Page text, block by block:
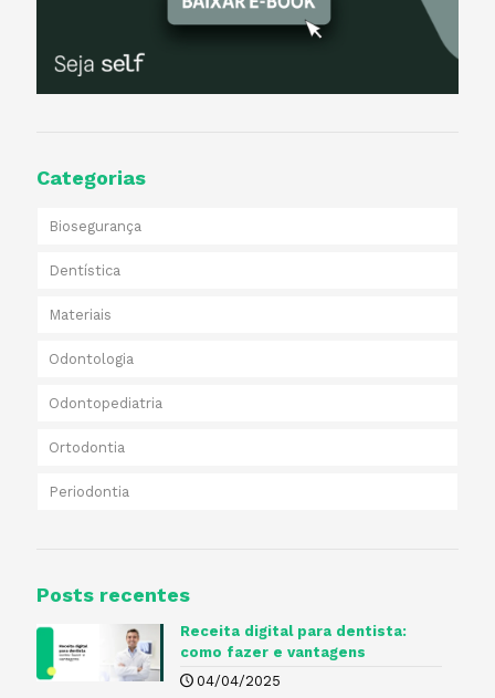
Categorias
Biosegurança
Dentística
Materiais
Odontologia
Odontopediatria
Ortodontia
Periodontia
Posts recentes
Receita digital para dentista​:
como fazer e vantagens
04/04/2025